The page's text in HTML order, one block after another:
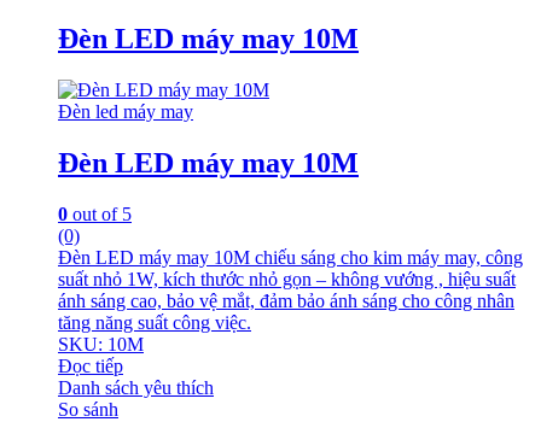
Đèn LED máy may 10M
Đèn led máy may
Đèn LED máy may 10M
0 out of 5
(0)
Đèn LED máy may 10M chiếu sáng cho kim máy may, công
suất nhỏ 1W, kích thước nhỏ gọn – không vướng , hiệu suất
ánh sáng cao, bảo vệ mắt, đảm bảo ánh sáng cho công nhân
tăng năng suất công việc.
SKU: 10M
Đọc tiếp
Danh sách yêu thích
So sánh